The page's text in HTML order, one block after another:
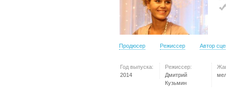
Продюсер Режиссер Автор
Год выпуска:
2014
Режиссер:
Дмитрий
Кузьмин